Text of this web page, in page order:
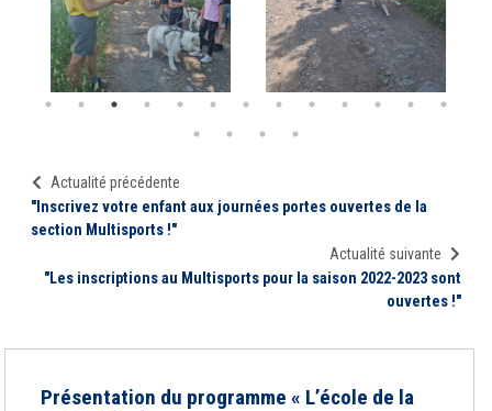
Actualité précédente
"Inscrivez votre enfant aux journées portes ouvertes de la
section Multisports !"
Actualité suivante
"Les inscriptions au Multisports pour la saison 2022-2023 sont
ouvertes !"
Présentation du programme « L’école de la